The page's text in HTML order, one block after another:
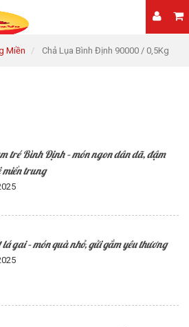
Miền Chả Lụa Bình Định 90000 / 0,5Kg
tré Bình Định – món ngon dân dã, đậm
miền trung
gai – món quà nhỏ, gửi gắm yêu thương